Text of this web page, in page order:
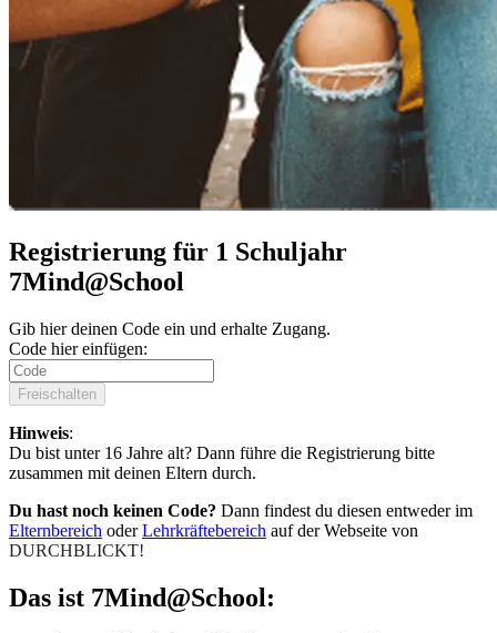
Registrierung für 1 Schuljahr
7Mind@School
Gib hier deinen Code ein und erhalte Zugang.
Code hier einfügen:
Freischalten
Hinweis:
Du bist unter 16 Jahre alt? Dann führe die Registrierung bitte
zusammen mit deinen Eltern durch.
Du hast noch keinen Code? Dann findest du diesen entweder im
Elternbereich oderLehrkräftebereich auf der Webseite von
DURCHBLICKT!
Das ist 7Mind@School: